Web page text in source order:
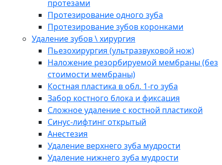
протезами
Протезирование одного зуба
Протезирование зубов коронками
Удаление зубов \ хирургия
Пьезохирургия (ультразвуковой нож)
Наложение резорбируемой мембраны (без
стоимости мембраны)
Костная пластика в обл. 1-го зуба
Забор костного блока и фиксация
Сложное удаление с костной пластикой
Синус-лифтинг открытый
Анестезия
Удаление верхнего зуба мудрости
Удаление нижнего зуба мудрости